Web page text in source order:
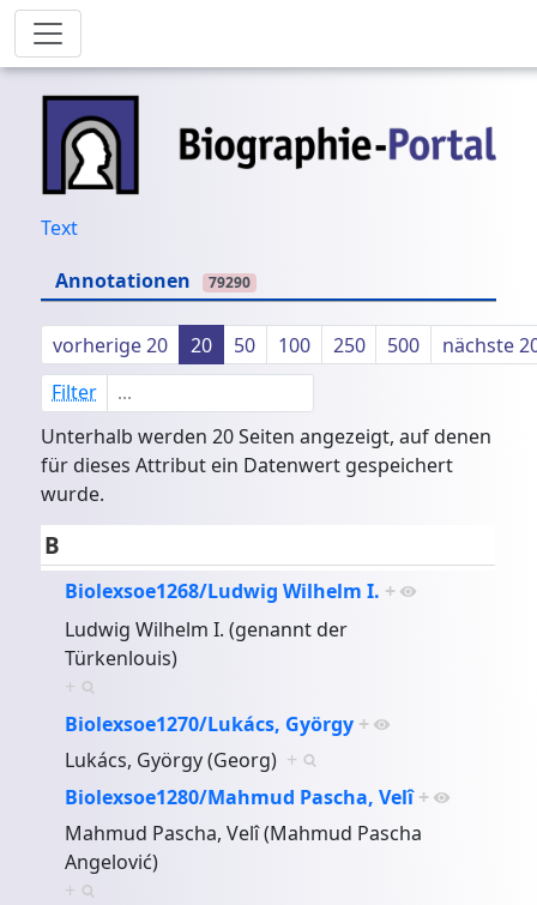
Text
Annotationen
79290
vorherige 20 20 50 100 250 500
nächste
Filter
Unterhalb werden 20 Seiten angezeigt, auf denen
für dieses Attribut ein Datenwert gespeichert
wurde.
B
Biolexsoe1268/Ludwig Wilhelm I. +
Ludwig Wilhelm I. (genannt der
Türkenlouis)
+
Biolexsoe1270/Lukács, György +
Lukács, György (Georg) +
Biolexsoe1280/Mahmud Pascha, Velî +
Mahmud Pascha, Velî (Mahmud Pascha
Angelović)
+